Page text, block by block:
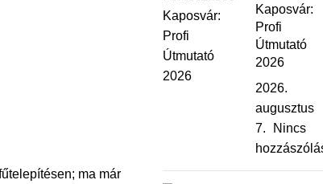
ma már
Kaposvár:
Profi
Útmutató
2026
2026.
augusztus
7.
Nincs